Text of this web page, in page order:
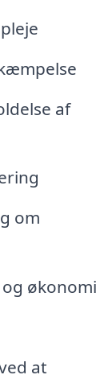
af
om
økonomi
at